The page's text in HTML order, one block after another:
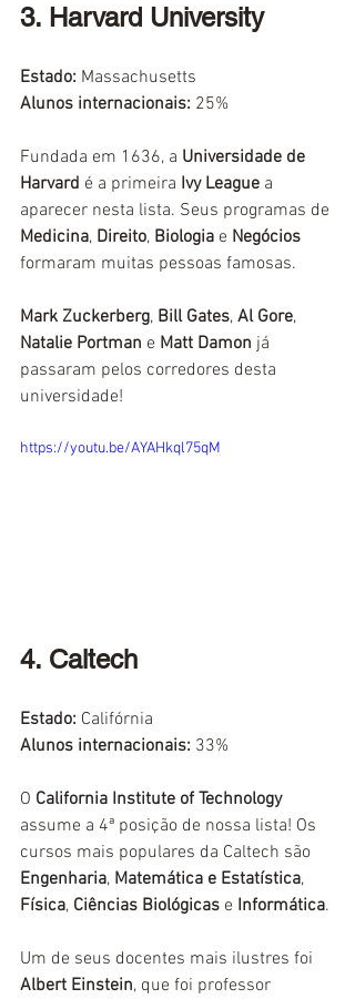
3. Harvard University
Estado: Massachusetts
Alunos internacionais: 25%
Fundada em 1636, a Universidade de
Harvard é a primeira Ivy League a
aparecer nesta lista. Seus programas de
Medicina, Direito, Biologia e Negócios
formaram muitas pessoas famosas.
Mark Zuckerberg, Bill Gates, Al Gore,
Natalie Portman e Matt Damon já
passaram pelos corredores desta
universidade!
https://youtu.be/AYAHkql75qM
4. Caltech
Estado: Califórnia
Alunos internacionais: 33%
O California Institute of Technology
assume a 4ª posição de nossa lista! Os
cursos mais populares da Caltech são
Engenharia, Matemática e Estatística,
Física, Ciências Biológicas e Informática.
Um de seus docentes mais ilustres foi
Albert Einstein, que foi professor